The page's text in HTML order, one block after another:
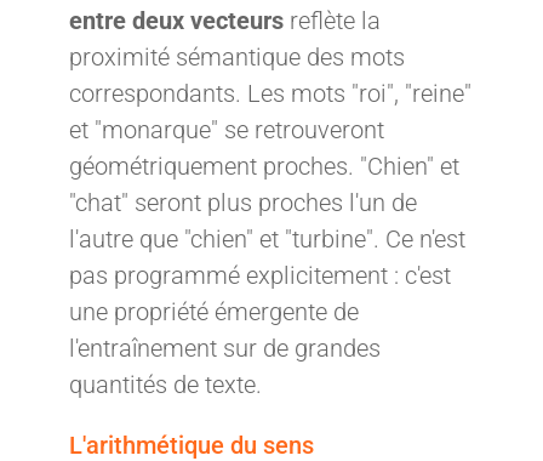
entre deux vecteursreflète la
proximité sémantique des mots
correspondants. Les mots "roi", "reine"
et "monarque" se retrouveront
géométriquement proches. "Chien" et
"chat" seront plus proches l'un de
l'autre que "chien" et "turbine". Ce n'est
pas programmé explicitement : c'est
une propriété émergente de
l'entraînement sur de grandes
quantités de texte.
L'arithmétique du sens